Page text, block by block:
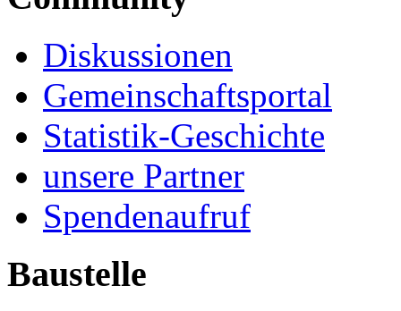
Diskussionen
Gemeinschaftsportal
Statistik-Geschichte
unsere Partner
Spendenaufruf
Baustelle